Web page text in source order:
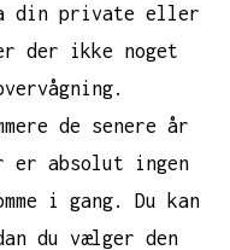
din private eller
der ikke noget
de senere år
er absolut ingen
i gang. Du kan
du vælger den